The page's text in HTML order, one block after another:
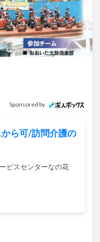
Sponsored by
ら可/訪問介護の
ビスセンターなの花
ったん
アサイーボウル
ラザおおいた
イタリア料理
サイゼリヤ
サウナ
ン
スイーツ
テレビ